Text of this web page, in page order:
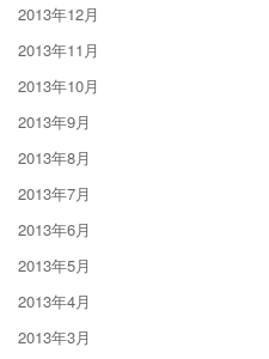
2013年12月
2013年11月
2013年10月
2013年9月
2013年8月
2013年7月
2013年6月
2013年5月
2013年4月
2013年3月